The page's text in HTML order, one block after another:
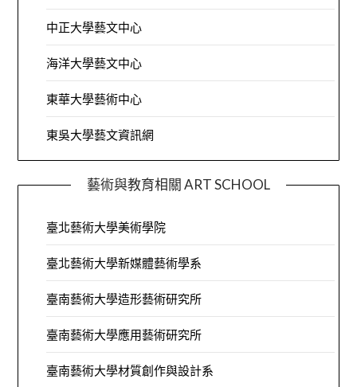
中正大學藝文中心
海洋大學藝文中心
東華大學藝術中心
東吳大學藝文資訊網
藝術與教育相關 ART SCHOOL
臺北藝術大學美術學院
臺北藝術大學新媒體藝術學系
臺南藝術大學造形藝術研究所
臺南藝術大學應用藝術研究所
臺南藝術大學材質創作與設計系